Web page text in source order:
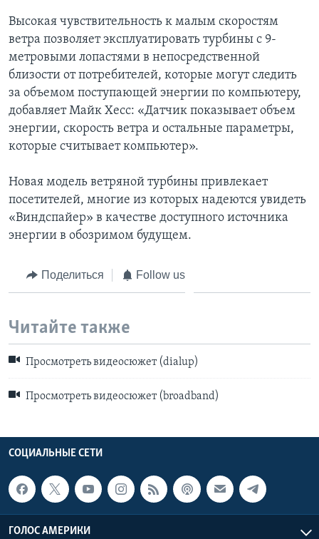
Высокая чувствительность к малым скоростям
ветра позволяет эксплуатировать турбины с 9-
метровыми лопастями в непосредственной
близости от потребителей, которые могут следить
за объемом поступающей энергии по компьютеру,
добавляет Майк Хесс: «Датчик показывает объем
энергии, скорость ветра и остальные параметры,
которые считывает компьютер».
Новая модель ветряной турбины привлекает
посетителей, многие из которых надеются увидеть
«Виндспайер» в качестве доступного источника
энергии в обозримом будущем.
Поделиться Follow us
Читайте также
Просмотреть видеосюжет (dialup)
Просмотреть видеосюжет (broadband)
СОЦИАЛЬНЫЕ СЕТИ
ГОЛОС АМЕРИКИ